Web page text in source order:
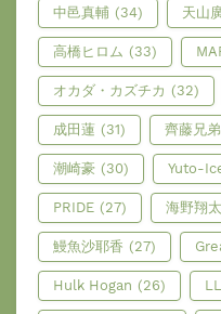
中邑真輔 (34) 天山
高橋ヒロム (33)
オカダ・カズチカ (32)
成田蓮 (31) 齊藤兄弟
潮崎豪 (30) Yuto-
PRIDE (27) 海野翔太
鰻魚沙耶香 (27)
Hulk Hogan (26)